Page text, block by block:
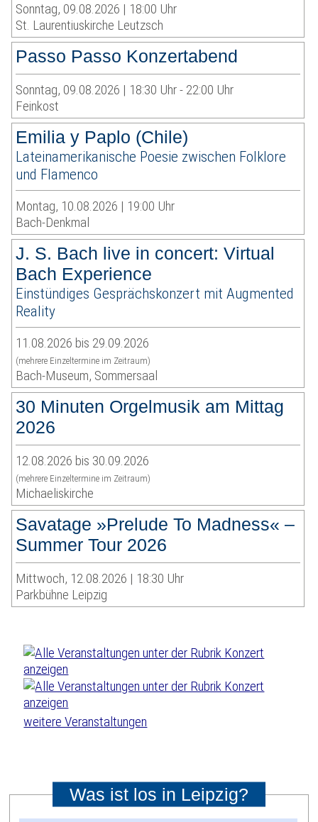
Sonntag, 09.08.2026 | 18:00 Uhr
St. Laurentiuskirche Leutzsch
Passo Passo Konzertabend
Sonntag, 09.08.2026 | 18:30 Uhr - 22:00 Uhr
Feinkost
Emilia y Paplo (Chile)
Lateinamerikanische Poesie zwischen Folklore
und Flamenco
Montag, 10.08.2026 | 19:00 Uhr
Bach-Denkmal
J. S. Bach live in concert: Virtual
Bach Experience
Einstündiges Gesprächskonzert mit Augmented
Reality
11.08.2026 bis 29.09.2026
(mehrere Einzeltermine im Zeitraum)
Bach-Museum, Sommersaal
30 Minuten Orgelmusik am Mittag
2026
12.08.2026 bis 30.09.2026
(mehrere Einzeltermine im Zeitraum)
Michaeliskirche
Savatage »Prelude To Madness« –
Summer Tour 2026
Mittwoch, 12.08.2026 | 18:30 Uhr
Parkbühne Leipzig
weitere Veranstaltungen
Was ist los in Leipzig?